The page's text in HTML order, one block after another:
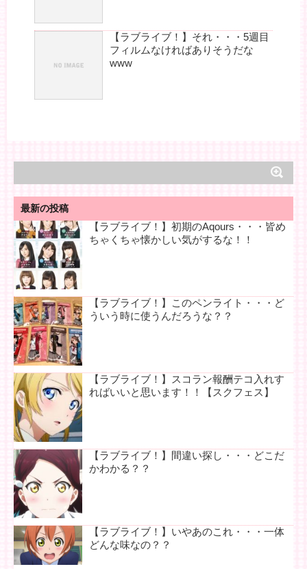
【ラブライブ！】それ・・・5週目
フィルムなければありそうだな
www
最新の投稿
【ラブライブ！】初期のAqours・・・皆め
ちゃくちゃ懐かしい気がするな！！
【ラブライブ！】このペンライト・・・ど
ういう時に使うんだろうな？？
【ラブライブ！】スコラン報酬テコ入れす
ればいいと思います！！【スクフェス】
【ラブライブ！】間違い探し・・・どこだ
かわかる？？
【ラブライブ！】いやあのこれ・・・一体
どんな味なの？？